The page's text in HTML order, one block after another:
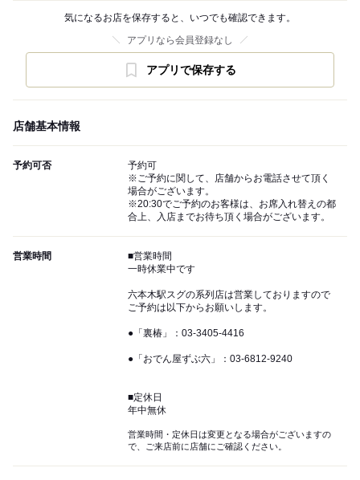
気になるお店を保存すると、いつでも確認できます。
アプリなら会員登録なし
アプリで保存する
店舗基本情報
予約可否
予約可
※ご予約に関して、店舗からお電話させて頂く
場合がございます。
※20:30でご予約のお客様は、お席入れ替えの都
合上、入店までお待ち頂く場合がございます。
営業時間
■営業時間
一時休業中です
六本木駅スグの系列店は営業しておりますので
ご予約は以下からお願いします。
●「裏椿」：03-3405-4416
●「おでん屋ずぶ六」：03-6812-9240
■定休日
年中無休
営業時間・定休日は変更となる場合がございますの
で、ご来店前に店舗にご確認ください。